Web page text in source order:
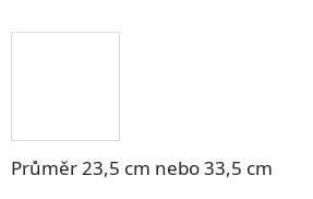
Průměr 23,5 cm nebo 33,5 cm